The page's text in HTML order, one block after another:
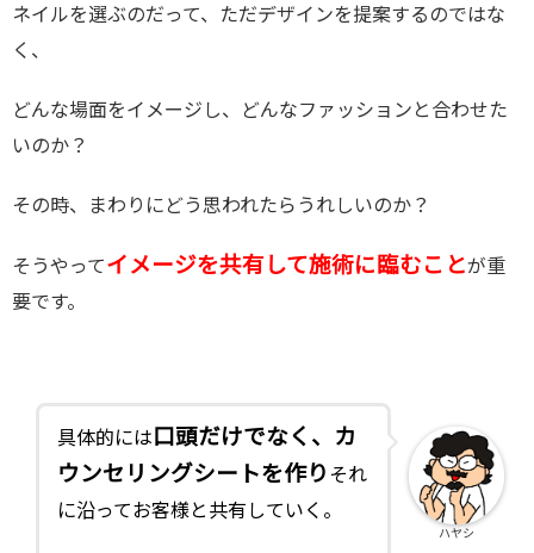
ネイルを選ぶのだって、ただデザインを提案するのではな
く、
どんな場面をイメージし、どんなファッションと合わせた
いのか？
その時、まわりにどう思われたらうれしいのか？
そうやってイメージを共有して施術に臨むことが重
要です。
具体的には口頭だけでなく、カ
ウンセリングシートを作り それ
に沿ってお客様と共有していく。
ハヤシ